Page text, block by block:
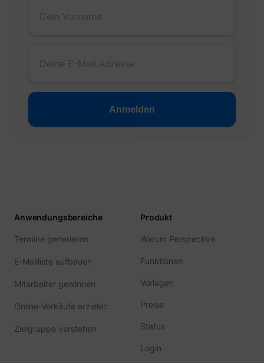
guest_id_marketing
Anwendungsbereiche
Termine generieren
E-Mailliste aufbauen
Mitarbeiter gewinnen
Online-Verkäufe erzielen
Zielgruppe verstehen
Produkt
Warum Perspective
Funktionen
Vorlagen
Preise
Status
Login